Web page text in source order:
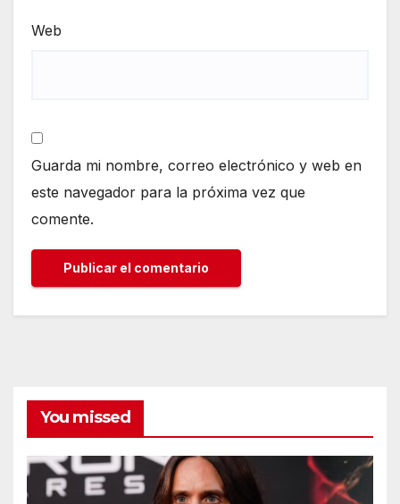
Web
Guarda mi nombre, correo electrónico y web en
este navegador para la próxima vez que
comente.
You missed